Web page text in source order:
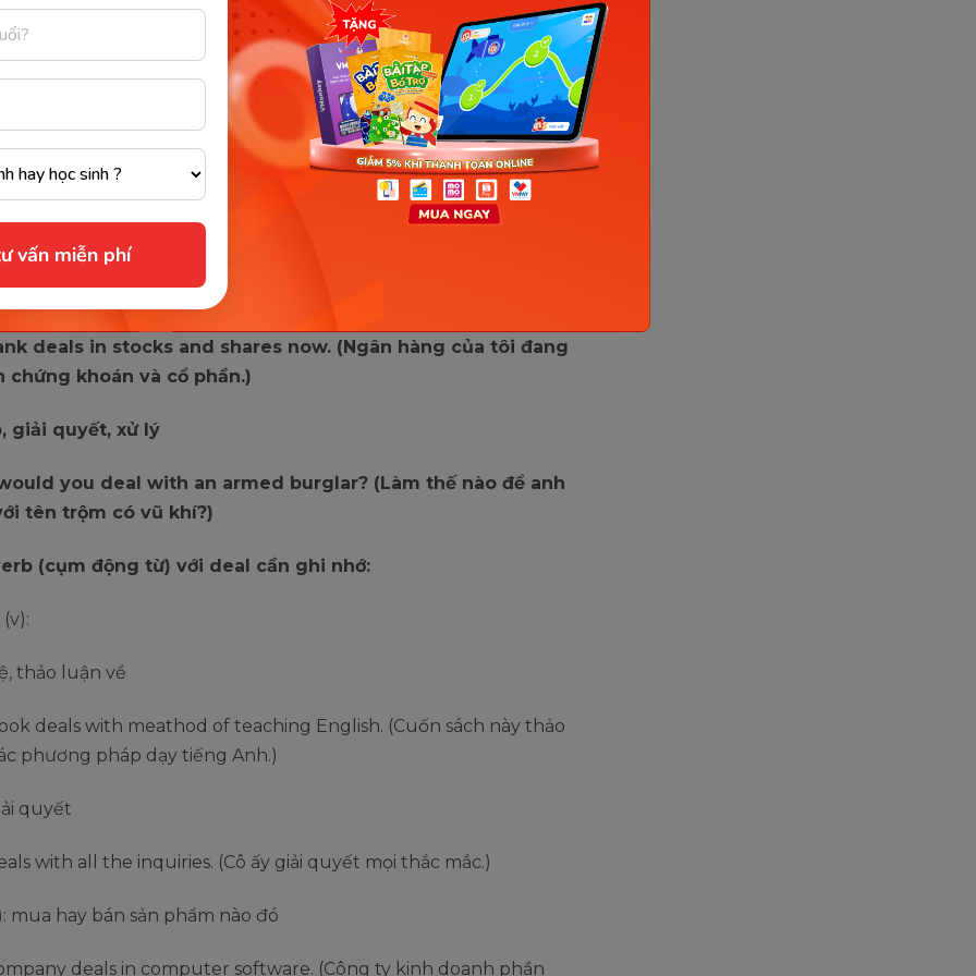
vấn miễn phí
ai thất bại, khiến ai choáng váng
dealt us a terrible blow. (Cái chết của cô ấy khiến
choáng váng ghê gớm.)
gì, quan tâm đến cái gì
deals in stocks and shares now. (Ngân hàng của tôi đang
chứng khoán và cổ phần.)
giải quyết, xử lý
you deal with an armed burglar? (Làm thế nào để anh
tên trộm có vũ khí?)
(cụm động từ) với deal cần ghi nhớ:
thảo luận về
deals with meathod of teaching English. (Cuốn sách này thảo
phương pháp dạy tiếng Anh.)
quyết
with all the inquiries. (Cô ấy giải quyết mọi thắc mắc.)
mua hay bán sản phẩm nào đó
deals in computer software. (Công ty kinh doanh phần